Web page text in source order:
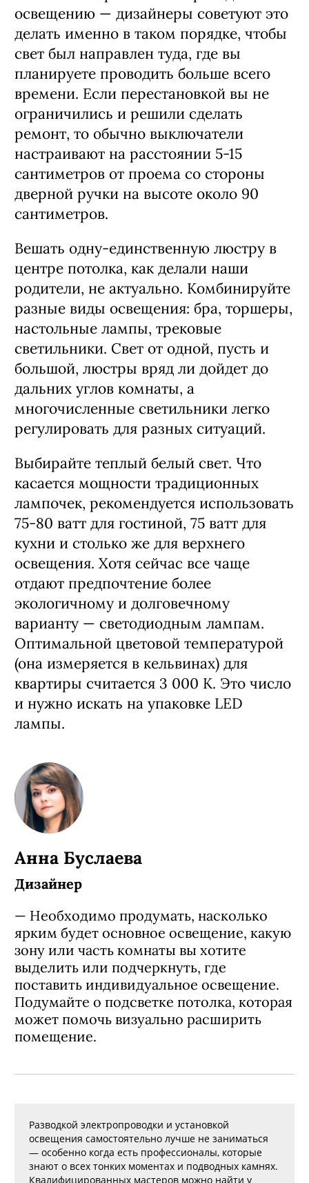
освещению — дизайнеры советуют это
делать именно в таком порядке, чтобы
свет был направлен туда, где вы
планируете проводить больше всего
времени. Если перестановкой вы не
ограничились и решили сделать
ремонт, то обычно выключатели
настраивают на расстоянии 5-15
сантиметров от проема со стороны
дверной ручки на высоте около 90
сантиметров.
Вешать одну-единственную люстру в
центре потолка, как делали наши
родители, не актуально. Комбинируйте
разные виды освещения: бра, торшеры,
настольные лампы, трековые
светильники. Свет от одной, пусть и
большой, люстры вряд ли дойдет до
дальних углов комнаты, а
многочисленные светильники легко
регулировать для разных ситуаций.
Выбирайте теплый белый свет. Что
касается мощности традиционных
лампочек, рекомендуется использовать
75-80 ватт для гостиной, 75 ватт для
кухни и столько же для верхнего
освещения. Хотя сейчас все чаще
отдают предпочтение более
экологичному и долговечному
варианту — светодиодным лампам.
Оптимальной цветовой температурой
(она измеряется в кельвинах) для
квартиры считается 3 000 К. Это число
и нужно искать на упаковке LED
лампы.
Анна Буслаева
Дизайнер
— Необходимо продумать, насколько
ярким будет основное освещение, какую
зону или часть комнаты вы хотите
выделить или подчеркнуть, где
поставить индивидуальное освещение.
Подумайте о подсветке потолка, которая
может помочь визуально расширить
помещение.
Разводкой электропроводки и установкой
освещения самостоятельно лучше не заниматься
— особенно когда есть профессионалы, которые
знают о всех тонких моментах и подводных камнях.
Квалифицированных мастеров можно найти у